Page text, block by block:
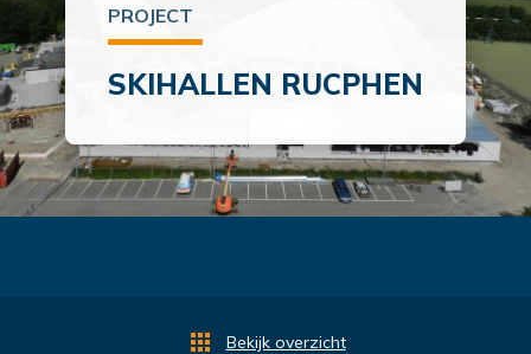
PROJECT
SKIHALLEN RUCPHEN
Bekijk overzicht